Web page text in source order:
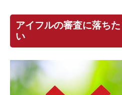
アイフルの審査に落ち
い